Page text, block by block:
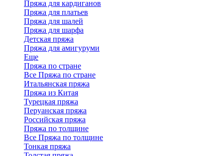
Пряжа для кардиганов
Пряжа для платьев
Пряжа для шалей
Пряжа для шарфа
Детская пряжа
Пряжа для амигуруми
Еще
Пряжа по стране
Все Пряжа по стране
Итальянская пряжа
Пряжа из Китая
Турецкая пряжа
Перуанская пряжа
Российская пряжа
Пряжа по толщине
Все Пряжа по толщине
Тонкая пряжа